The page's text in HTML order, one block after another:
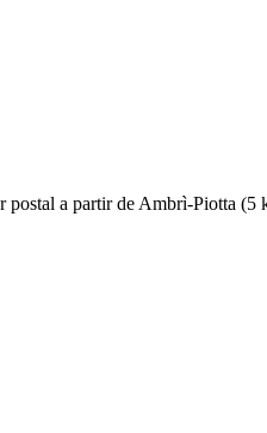
postal a partir de Ambrì-Piotta (5